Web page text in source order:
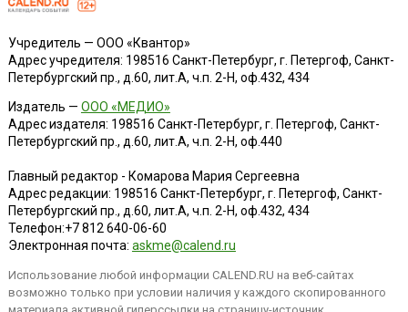
Учредитель — ООО «Квантор»
Адрес учредителя: 198516 Санкт-Петербург, г. Петергоф, Санкт-
Петербургский пр., д.60, лит.А, ч.п. 2-Н, оф.432, 434
Издатель — ООО «МЕДИО»
Адрес издателя: 198516 Санкт-Петербург, г. Петергоф, Санкт-
Петербургский пр., д.60, лит.А, ч.п. 2-Н, оф.440
Главный редактор - Комарова Мария Сергеевна
Адрес редакции: 198516 Санкт-Петербург, г. Петергоф, Санкт-
Петербургский пр., д.60, лит.А, ч.п. 2-Н, оф.432, 434
Телефон:+7 812 640-06-60
Электронная почта: askme@calend.ru
Использование любой информации CALEND.RU на веб-сайтах
возможно только при условии наличия у каждого скопированного